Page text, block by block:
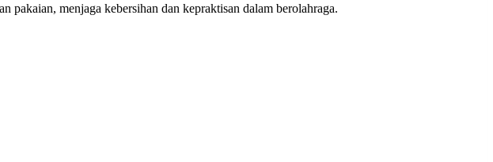
menjaga kebersihan dan kepraktisan dalam berolahraga.